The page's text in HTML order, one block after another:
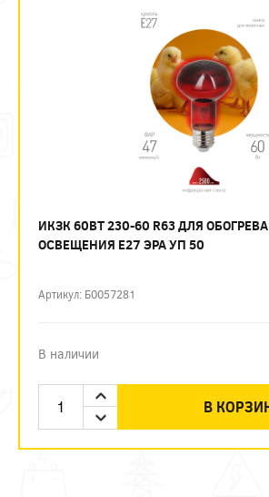
ИКЗК 60ВТ 230-60 R63 ДЛЯ
ОСВЕЩЕНИЯ Е27 ЭРА УП 50
Артикул: Б0057281
В наличии
В